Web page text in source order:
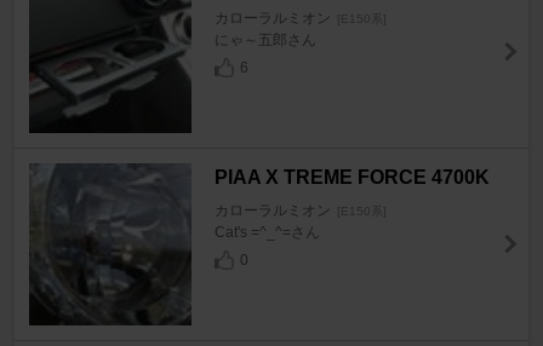
カローラルミオン [E150系]
にゃ～五郎さん
6
PIAA X TREME FORCE 4700K
カローラルミオン [E150系]
Cat's =^_^=さん
0